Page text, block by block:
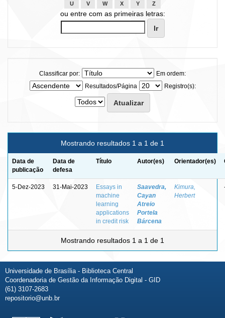
U
V W X Y Z
ou entre com as primeiras letras:
Classificar por:
Em ordem:
Resultados/Página
Registro(s):
Mostrando resultados 1 a 1 de 1
Data de
publicação
Data de
defesa
Título Autor(es) Orientador(es)
5-Dez-2023 31-Mai-2023
Essays in
machine
learning
applications
in credit risk
Saavedra,
Cayan
Atreio
Portela
Bárcena
Kimura,
Herbert
Mostrando resultados 1 a 1 de 1
Universidade de Brasília - Biblioteca Central
Coordenadoria de Gestão da Informação Digital - GID
(61) 3107-2683
repositorio@unb.br